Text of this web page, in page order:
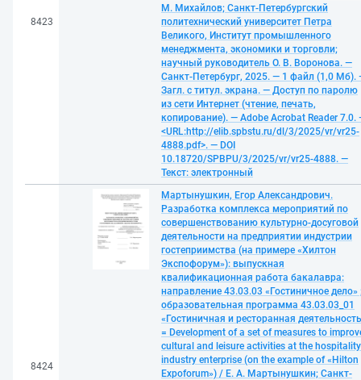
8423
М. Михайлов; Санкт-Петербургский
политехнический университет Петра
Великого, Институт промышленного
менеджмента, экономики и торговли;
научный руководитель О. В. Воронова. —
Санкт-Петербург, 2025. — 1 файл (1,0 Мб).
Загл. с титул. экрана. — Доступ по паролю
из сети Интернет (чтение, печать,
копирование). — Adobe Acrobat Reader 7.0.
<URL:http://elib.spbstu.ru/dl/3/2025/vr/vr25-
4888.pdf>. — DOI
10.18720/SPBPU/3/2025/vr/vr25-4888. —
Текст: электронный
8424
Мартынушкин, Егор Александрович.
Разработка комплекса мероприятий по
совершенствованию культурно-досуговой
деятельности на предприятии индустрии
гостеприимства (на примере «Хилтон
Экспофорум»): выпускная
квалификационная работа бакалавра:
направление 43.03.03 «Гостиничное дело»
образовательная программа 43.03.03_01
«Гостиничная и ресторанная
= Development of a set of measures to
cultural and leisure activities at the hospitality
industry enterprise (on the example of «Hilton
Expoforum») / Е. А. Мартынушкин; Санкт-